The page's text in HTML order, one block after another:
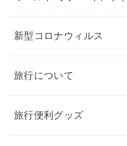
新型コロナウィルス
旅行について
旅行便利グッズ